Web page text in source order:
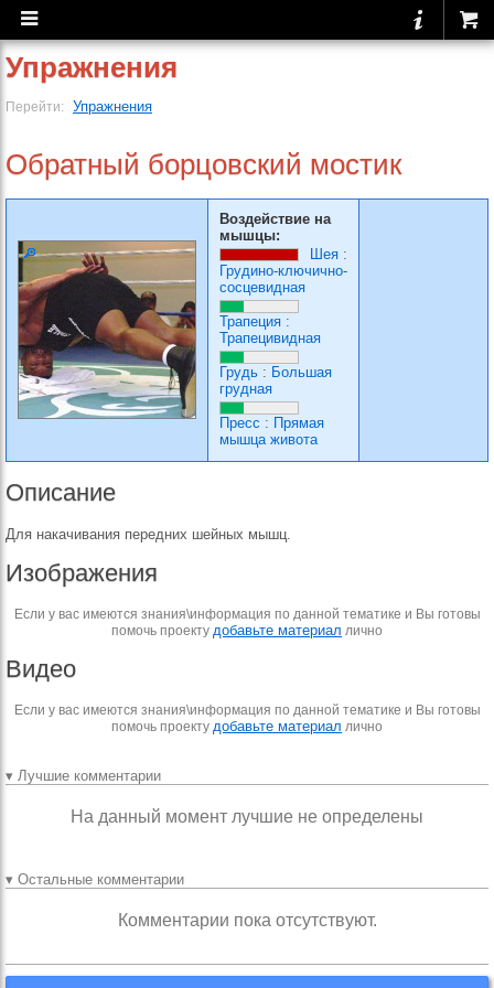
Упражнения
Перейти: Упражнения
Обратный борцовский мостик
Воздействие на
мышцы:
Шея :
Грудино-ключично-
сосцевидная
Трапеция :
Трапецивидная
Грудь : Большая
грудная
Пресс : Прямая
мышца живота
Описание
Для накачивания передних шейных мышц.
Изображения
Если у вас имеются знания\информация по данной тематике и Вы готовы
помочь проекту добавьте материал лично
Видео
Если у вас имеются знания\информация по данной тематике и Вы готовы
помочь проекту добавьте материал лично
▾ Лучшие комментарии
На данный момент лучшие не определены
▾ Остальные комментарии
Комментарии пока отсутствуют.